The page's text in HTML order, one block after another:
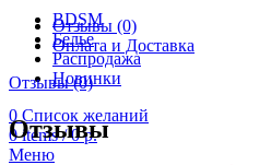
BDSM
Белье
Распродажа
Новинки
0 Список желаний
0items / 0р.
Меню
Отзывы (0)
Оплата и Доставка
Отзывы (0)
Отзывы